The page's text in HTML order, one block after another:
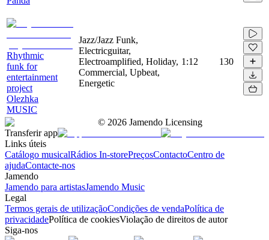
Rhythmic
funk for
entertainment
project
Olezhka
MUSIC
Jazz/Jazz Funk,
Electricguitar,
Electroamplified, Holiday,
Commercial, Upbeat,
Energetic
1:12 130
© 2026 Jamendo Licensing
Transferir app
Links úteis
Catálogo musicalRádios In-storePreçosContactoCentro de
ajudaContacte-nos
Jamendo
Jamendo para artistasJamendo Music
Legal
Termos gerais de utilizaçãoCondições de vendaPolítica de
privacidadePolítica de cookiesViolação de direitos de autor
Siga-nos